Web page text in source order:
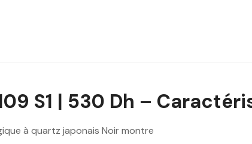
S1 | 530 Dh –
à quartz japonais Noir montre